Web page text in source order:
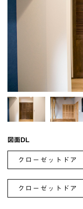
図面DL
クローゼットド
クローゼットド